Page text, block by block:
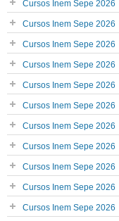
Cursos Inem Sepe 2026
Cursos Inem Sepe 2026
Cursos Inem Sepe 2026
Cursos Inem Sepe 2026
Cursos Inem Sepe 2026
Cursos Inem Sepe 2026
Cursos Inem Sepe 2026
Cursos Inem Sepe 2026
Cursos Inem Sepe 2026
Cursos Inem Sepe 2026
Cursos Inem Sepe 2026